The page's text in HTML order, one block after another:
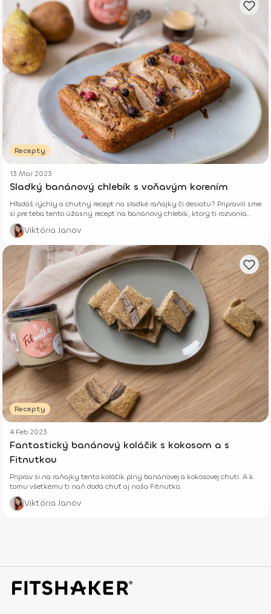
Recepty
13 Mar 2023
Sladký banánový chlebík s voňavým korením
Hľadáš rýchly a chutný recept na sladké raňajky či desiatu? Pripravili sme
si pre teba tento úžasný recept na banánový chlebík, ktorý ti rozvonia
celú domácnosť. Na konci ho môžeš ešte obohatiť ovocím či našou
výbornou Fitnutkou.
Viktória Janov
Recepty
4 Feb 2023
Fantastický banánový koláčik s kokosom a s
Fitnutkou
Priprav si na raňajky tento koláčik plný banánovej a kokosovej chuti. A k
tomu všetkému ti naň dodá chuť aj naša Fitnutka.
Viktória Janov